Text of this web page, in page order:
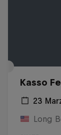
Kasso
23
Long